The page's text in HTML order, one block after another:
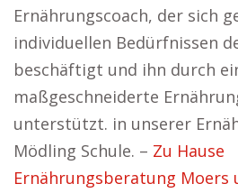
Ernährungscoach, der sich
individuellen Bedürfnissen
beschäftigt und ihn durch
maßgeschneiderte
unterstützt. in unserer
Mödling Schule. – Zu Hause
Ernährungsberatung Moers